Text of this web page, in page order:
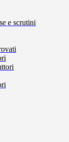
e scrutini